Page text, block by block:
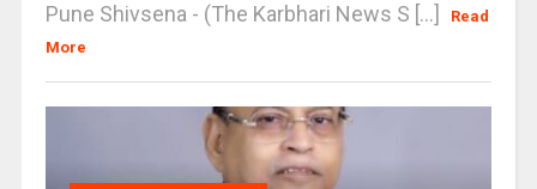
Pune Shivsena - (The Karbhari News S [...]
Read
More